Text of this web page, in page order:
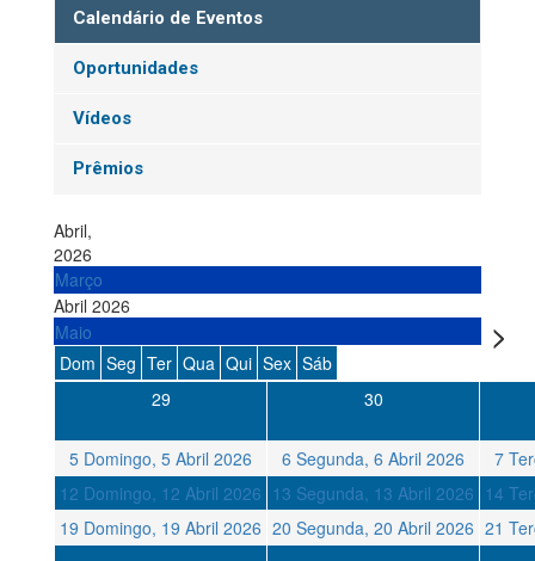
Calendário de Eventos
Oportunidades
Vídeos
Prêmios
Abril,
2026
Março
Abril 2026
Maio
Dom Seg Ter Qua Qui Sex Sáb
29
30
5 Domingo, 5 Abril 2026 6 Segunda, 6 Abril 2026 7
12 Domingo, 12 Abril 2026 13 Segunda, 13 Abril 2026 14
19 Domingo, 19 Abril 2026 20 Segunda, 20 Abril 2026 21